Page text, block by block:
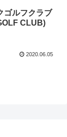
ゴルフクラブ
CLUB)
2020.06.05